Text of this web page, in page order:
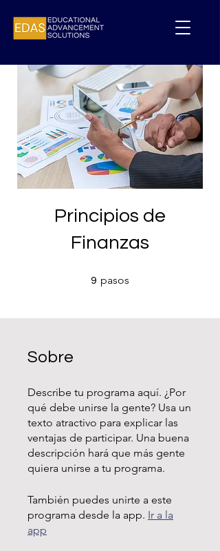
Principios de
Finanzas
9 pasos
Sobre
Describe tu programa aquí. ¿Por
qué debe unirse la gente? Usa un
texto atractivo para explicar las
ventajas de participar. Una buena
descripción hará que más gente
quiera unirse a tu programa.
También puedes unirte a este
programa desde la app. Ir a la
app